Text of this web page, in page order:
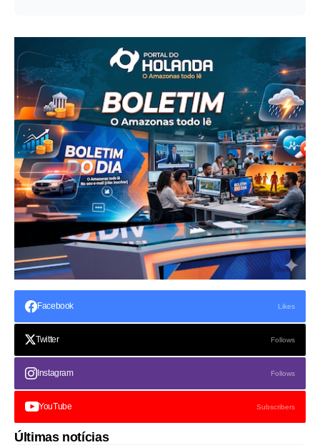
Facebook Likes
Twitter Follows
Instagram Follows
YouTube Subscribers
Últimas notícias